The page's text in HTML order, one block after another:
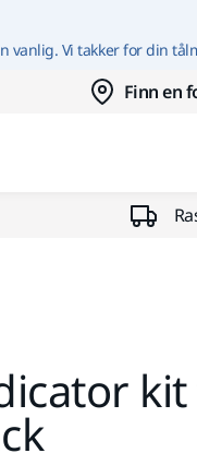
vanlig. Vi takker for din
Finn en